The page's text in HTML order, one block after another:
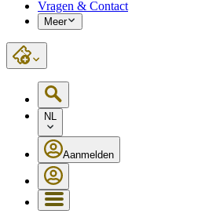
Vragen & Contact
Meer
NL
Aanmelden